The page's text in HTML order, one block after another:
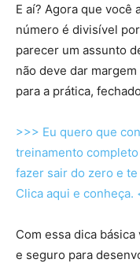
E aí? Agora que você
número é divisível
parecer um assunto
não deve dar
para a prática,
>>> Eu quero que
treinamento
fazer sair do zero e
Clica aqui e conheça.
Com essa dica
e seguro para